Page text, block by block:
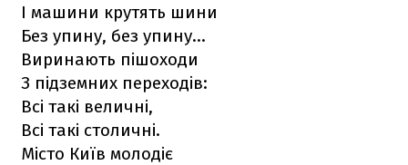
І машини крутять шини
Без упину, без упину…
Виринають пішоходи
З підземних переходів:
Всі такі величні,
Всі такі столичні.
Місто Київ молодіє